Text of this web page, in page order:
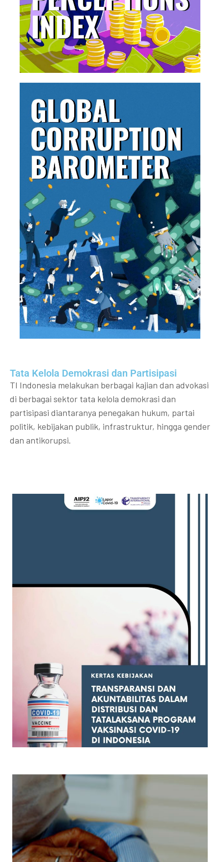
Tata Kelola Demokrasi dan Partisipasi​
TI Indonesia melakukan berbagai kajian dan advokasi
di berbagai sektor tata kelola demokrasi dan
partisipasi diantaranya penegakan hukum, partai
politik, kebijakan publik, infrastruktur, hingga gender
dan antikorupsi.